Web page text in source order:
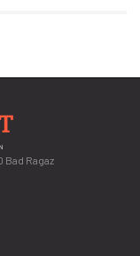
Bad Ragaz